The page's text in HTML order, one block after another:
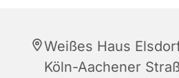
Weißes Haus
Köln-Aachener